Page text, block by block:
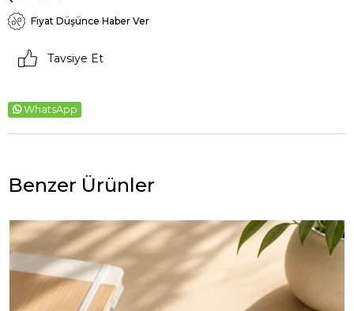
Fiyat Düşünce Haber Ver
Tavsiye Et
WhatsApp
Benzer Ürünler